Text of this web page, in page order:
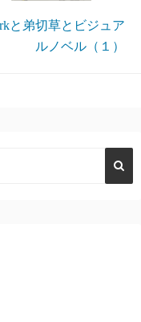
と弟切草とビジュア
ルノベル（１）